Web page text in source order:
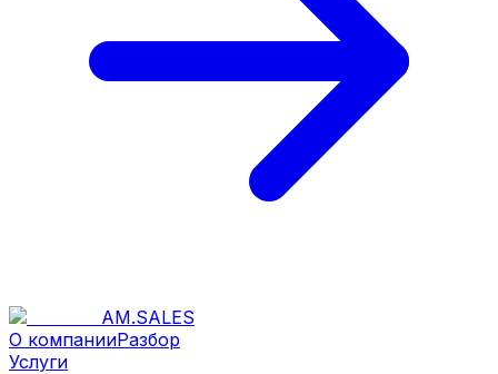
AM.SALES
О компанииРазбор
Услуги